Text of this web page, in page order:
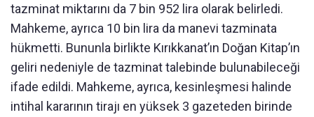
tazminat miktarını da 7 bin 952 lira olarak belirledi.
Mahkeme, ayrıca 10 bin lira da manevi tazminata
hükmetti. Bununla birlikte Kırıkkanat’ın Doğan Kitap’ın
geliri nedeniyle de tazminat talebinde bulunabileceği
ifade edildi. Mahkeme, ayrıca, kesinleşmesi halinde
intihal kararının tirajı en yüksek 3 gazeteden birinde